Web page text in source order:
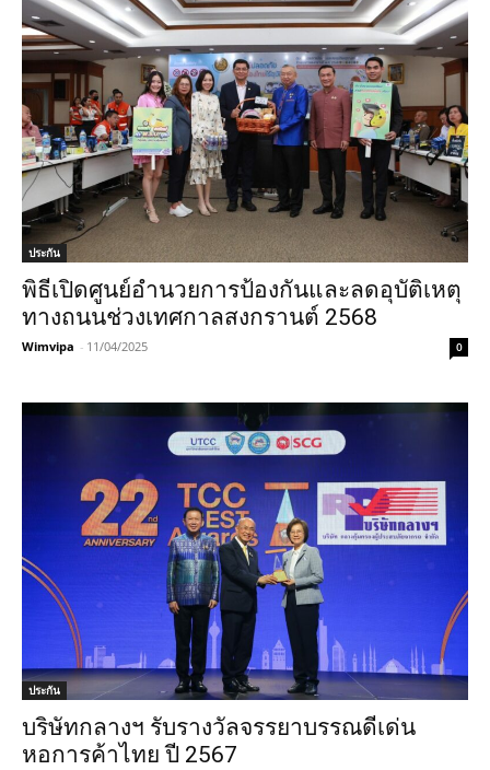
ประกัน
พิธีเปิดศูนย์อำนวยการป้องกันและลดอุบัติเหตุ
ทางถนนช่วงเทศกาลสงกรานต์ 2568
Wimvipa - 11/04/2025 0
ประกัน
บริษัทกลางฯ รับรางวัลจรรยาบรรณดีเด่น
หอการค้าไทย ปี 2567